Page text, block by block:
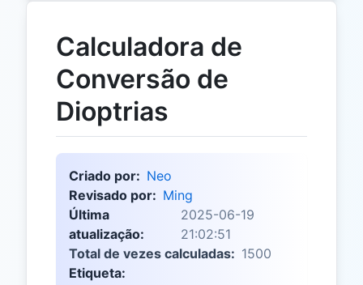
Calculadora de
Conversão de
Dioptrias
Criado por: Neo
Revisado por: Ming
Última
atualização:
2025-06-19
21:02:51
Total de vezes calculadas: 1500
Etiqueta: